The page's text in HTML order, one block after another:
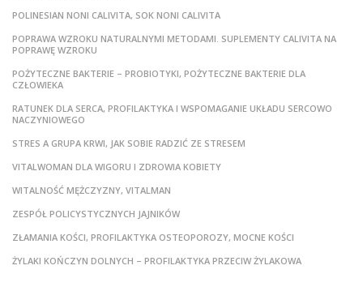
POLINESIAN NONI CALIVITA, SOK NONI CALIVITA
POPRAWA WZROKU NATURALNYMI METODAMI. SUPLEMENTY CALIVITA NA
POPRAWĘ WZROKU
POŻYTECZNE BAKTERIE – PROBIOTYKI, POŻYTECZNE BAKTERIE DLA
CZŁOWIEKA
RATUNEK DLA SERCA, PROFILAKTYKA I WSPOMAGANIE UKŁADU SERCOWO
NACZYNIOWEGO
STRES A GRUPA KRWI, JAK SOBIE RADZIĆ ZE STRESEM
VITALWOMAN DLA WIGORU I ZDROWIA KOBIETY
WITALNOŚĆ MĘŻCZYZNY, VITALMAN
ZESPÓŁ POLICYSTYCZNYCH JAJNIKÓW
ZŁAMANIA KOŚCI, PROFILAKTYKA OSTEOPOROZY, MOCNE KOŚCI
ŻYLAKI KOŃCZYN DOLNYCH – PROFILAKTYKA PRZECIW ŻYLAKOWA